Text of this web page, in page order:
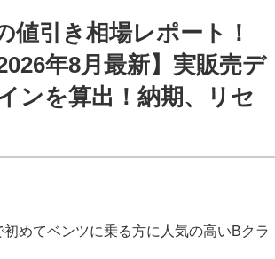
値引き相場レポート！
年8月最新】実販売デ
ンを算出！納期、リセ
めてベンツに乗る方に人気の高いBクラ